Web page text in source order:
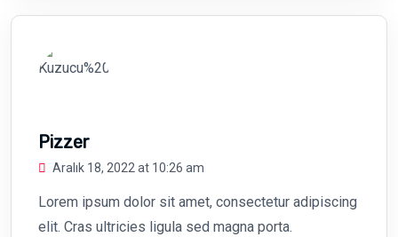
Pizzer
Aralık 18, 2022 at 10:26 am
Lorem ipsum dolor sit amet, consectetur adipiscing
elit. Cras ultricies ligula sed magna porta.